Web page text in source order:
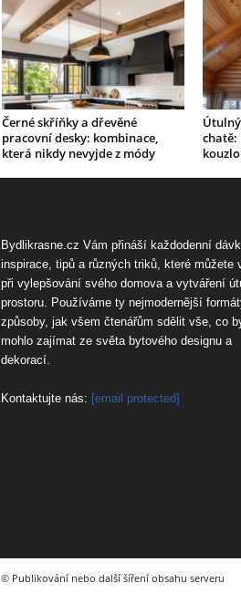
Černé skříňky a dřevěné
pracovní desky: kombinace,
která nikdy nevyjde z módy
chatě:
Bydlikrasne.cz Vám přináší každodenní
inspirace, tipů a různých triků, které můžete
při vylepšování svého domova a vytváření
prostoru. Používáme ty nejmodernější
způsoby, jak všem čtenářům sdělit vše, co
mohlo zajímat ze světa bytového designu a
dekorací.
Kontaktujte nás: [email protected]
© Publikování nebo další šíření obsahu serveru